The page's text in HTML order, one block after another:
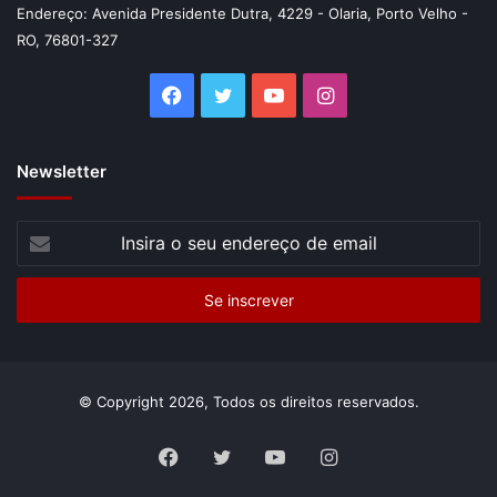
Endereço: Avenida Presidente Dutra, 4229 - Olaria, Porto Velho -
RO, 76801-327
Facebook
TwitterYouTubeInstagram
Newsletter
seu
de
© Copyright 2026, Todos os direitos reservados.
Facebook
TwitterYouTubeInstagram